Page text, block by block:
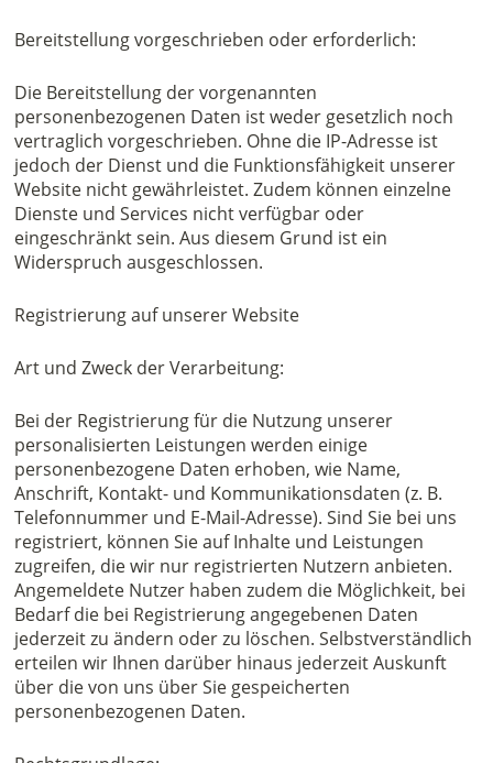
Bereitstellung vorgeschrieben oder erforderlich:
Die Bereitstellung der vorgenannten
personenbezogenen Daten ist weder gesetzlich noch
vertraglich vorgeschrieben. Ohne die IP-Adresse ist
jedoch der Dienst und die Funktionsfähigkeit unserer
Website nicht gewährleistet. Zudem können einzelne
Dienste und Services nicht verfügbar oder
eingeschränkt sein. Aus diesem Grund ist ein
Widerspruch ausgeschlossen.
Registrierung auf unserer Website
Art und Zweck der Verarbeitung:
Bei der Registrierung für die Nutzung unserer
personalisierten Leistungen werden einige
personenbezogene Daten erhoben, wie Name,
Anschrift, Kontakt- und Kommunikationsdaten (z. B.
Telefonnummer und E-Mail-Adresse). Sind Sie bei uns
registriert, können Sie auf Inhalte und Leistungen
zugreifen, die wir nur registrierten Nutzern anbieten.
Angemeldete Nutzer haben zudem die Möglichkeit, bei
Bedarf die bei Registrierung angegebenen Daten
jederzeit zu ändern oder zu löschen. Selbstverständlich
erteilen wir Ihnen darüber hinaus jederzeit Auskunft
über die von uns über Sie gespeicherten
personenbezogenen Daten.